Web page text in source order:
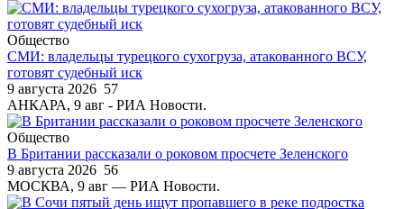
Общество
СМИ: владельцы турецкого сухогруза, атакованного ВСУ,
готовят судебный иск
9 августа 2026 57
АНКАРА, 9 авг - РИА Новости.
Общество
В Британии рассказали о роковом просчете Зеленского
9 августа 2026 56
МОСКВА, 9 авг — РИА Новости.